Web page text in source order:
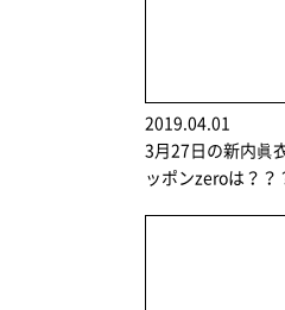
2019.04.01
3月27日の新内眞
ッポンzeroは？？